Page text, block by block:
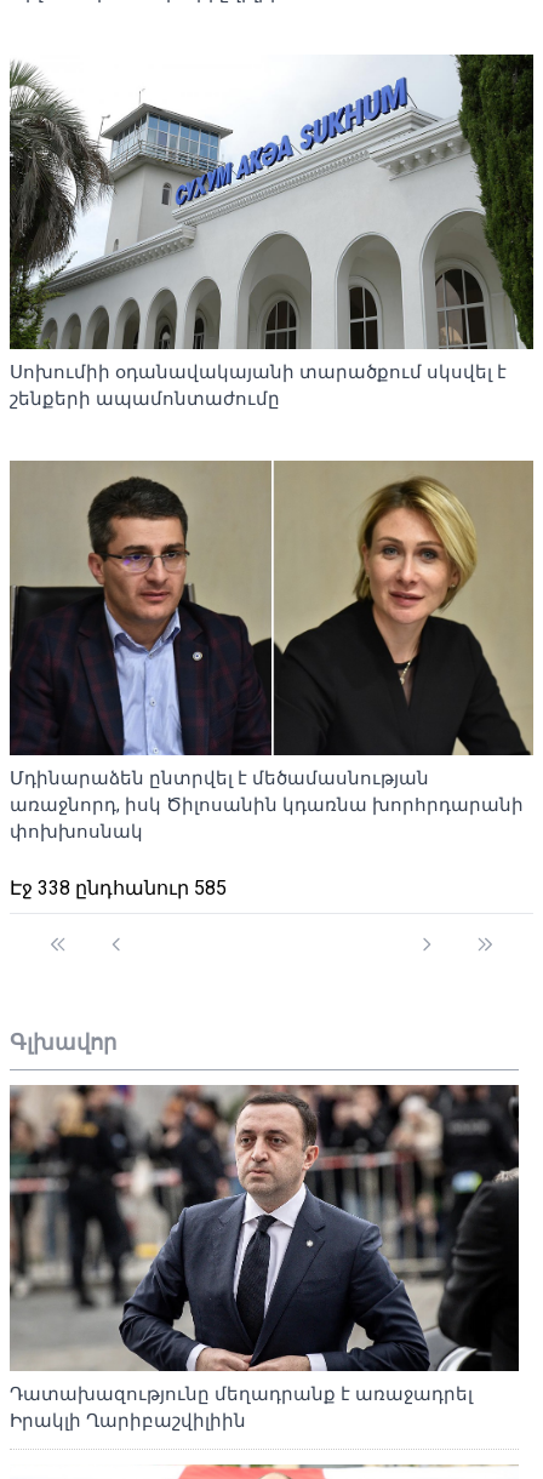
Սոխումիի օդանավակայանի տարածքում սկսվել է
շենքերի ապամոնտաժումը
Մդինարաձեն ընտրվել է մեծամասնության
առաջնորդ, իսկ Ծիլոսանին կդառնա խորհրդարանի
փոխխոսնակ
Էջ 338 ընդհանուր 585
Գլխավոր
Դատախազությունը մեղադրանք է առաջադրել
Իրակլի Ղարիբաշվիլիին